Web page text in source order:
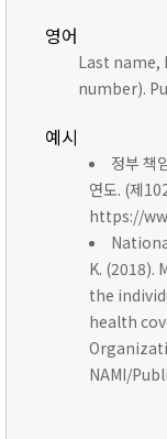
영어
Last name,
number).
예시
정부 책
연도. (제
https://
K.
the
health
NAMI/